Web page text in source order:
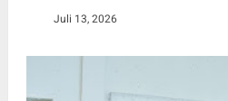
Juli 13, 2026